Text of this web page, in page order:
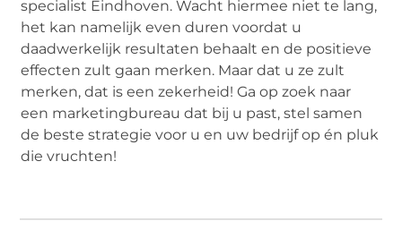
specialist Eindhoven. Wacht hiermee niet te lang,
het kan namelijk even duren voordat u
daadwerkelijk resultaten behaalt en de positieve
effecten zult gaan merken. Maar dat u ze zult
merken, dat is een zekerheid! Ga op zoek naar
een marketingbureau dat bij u past, stel samen
de beste strategie voor u en uw bedrijf op én pluk
die vruchten!